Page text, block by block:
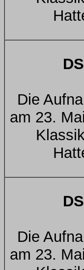
Die
am 23.
Die
am 23.